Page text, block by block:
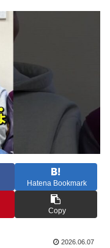
Hatena Bookmark
Copy
2026.06.07